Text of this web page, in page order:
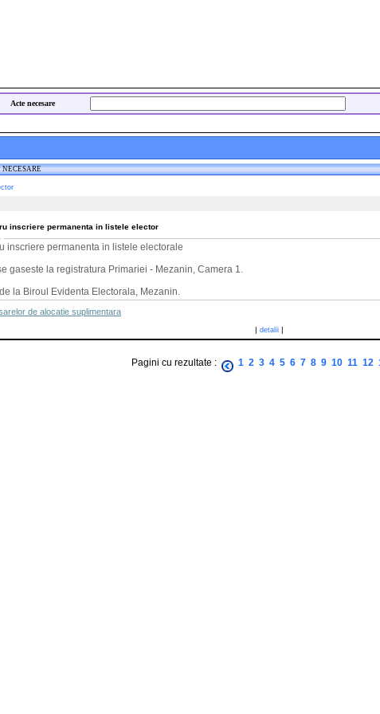
Acte necesare
inscriere permanenta in listele elector
inscriere permanenta in listele electorale
gaseste la registratura Primariei - Mezanin, Camera 1.
la Biroul Evidenta Electorala, Mezanin.
de alocatie suplimentara
| detalii |
Pagini cu rezultate : 1 2 3 4 5 6 7 8 9 10 11 12